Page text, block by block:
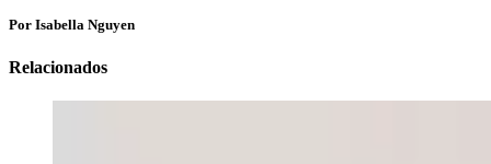
Por Isabella Nguyen
Relacionados